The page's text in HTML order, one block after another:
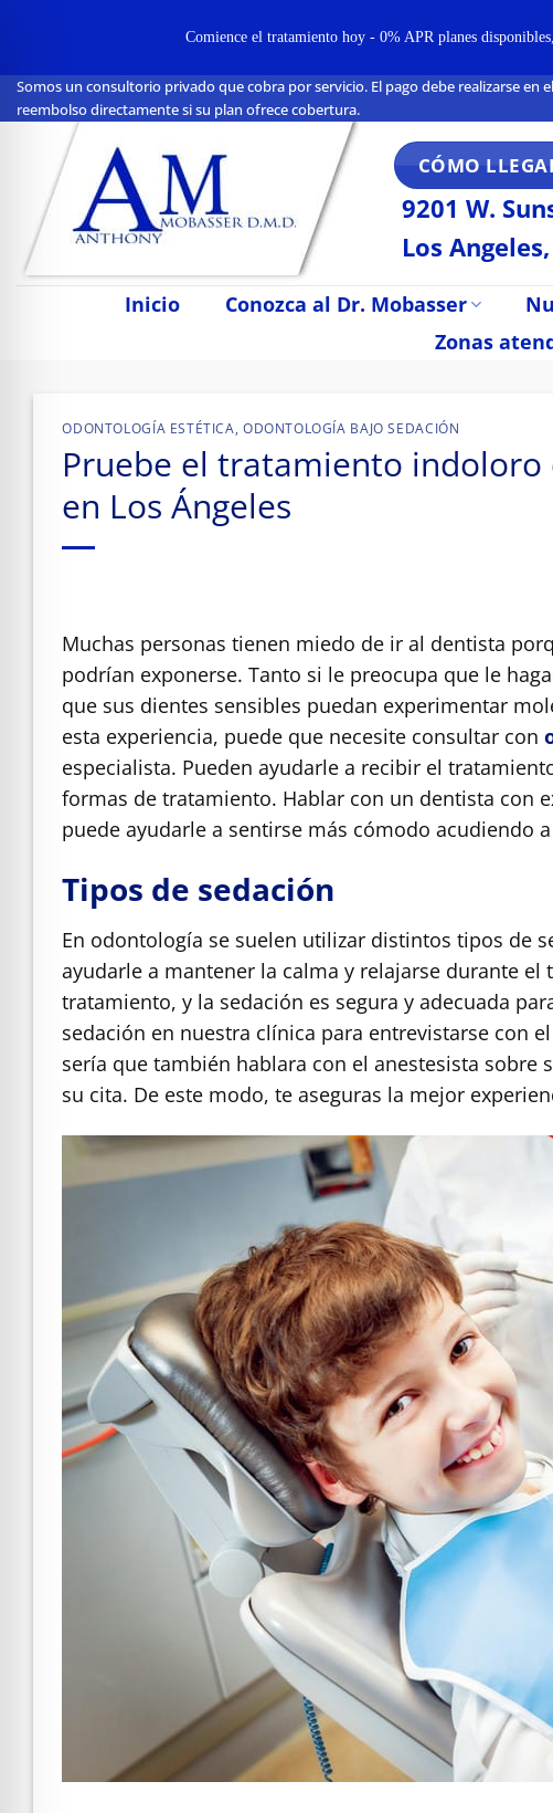
al
contenido
Somos un consultorio privado que cobra por servicio. El pago debe realizarse
reembolso directamente si su plan ofrece cobertura.
CÓMO
9201 W.
Los
Inicio Conozca al Dr. Mobasser
Zonas
ODONTOLOGÍA ESTÉTICA, ODONTOLOGÍA BAJO SEDACIÓN
Pruebe el tratamiento
en Los Ángeles
Muchas personas tienen miedo de ir al dentista
podrían exponerse. Tanto si le preocupa que le
que sus dientes sensibles puedan experimentar
esta experiencia, puede que necesite consultar con
especialista. Pueden ayudarle a recibir el
formas de tratamiento. Hablar con un dentista con
puede ayudarle a sentirse más cómodo acudiendo
Tipos de sedación
En odontología se suelen utilizar distintos tipos de
ayudarle a mantener la calma y relajarse durante
tratamiento, y la sedación es segura y adecuada
sedación en nuestra clínica para entrevistarse con
sería que también hablara con el anestesista
su cita. De este modo, te aseguras la mejor
Safe Profile
Safe Mode
Comience el tratamiento hoy - 0% APR planes